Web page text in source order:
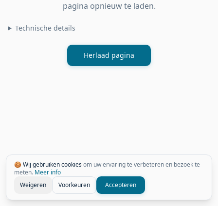
🍪 Wij gebruiken cookiesom uw ervaring te verbeteren en bezoek te
meten. Meer info
Weigeren
Voorkeuren Accepteren
pagina opnieuw te laden.
Technische details
Herlaad pagina